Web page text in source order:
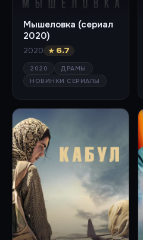
Мышеловка (сериал
2020)
2020 ★ 6.7
2020
ДРАМЫ
НОВИНКИ СЕРИАЛЫ